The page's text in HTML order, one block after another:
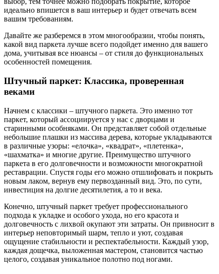
идеально впишется в ваш интерьер и будет отвечать всем
вашим требованиям.
Давайте же разберемся в этом многообразии, чтобы понять,
какой вид паркета лучше всего подойдет именно для вашего
дома, учитывая все нюансы – от стиля до функциональных
особенностей помещения.
Штучный паркет: Классика, проверенная
веками
Начнем с классики – штучного паркета. Это именно тот
паркет, который ассоциируется у нас с дворцами и
старинными особняками. Он представляет собой отдельные
небольшие плашки из массива дерева, которые укладываются
в различные узоры: «елочка», «квадрат», «плетенка»,
«шахматка» и многие другие. Преимущество штучного
паркета в его долговечности и возможности многократной
реставрации. Спустя годы его можно отшлифовать и покрыть
новым лаком, вернув ему первозданный вид. Это, по сути,
инвестиция на долгие десятилетия, а то и века.
Конечно, штучный паркет требует профессионального
подхода к укладке и особого ухода, но его красота и
долговечность с лихвой окупают эти затраты. Он привносит в
интерьер неповторимый шарм, тепло и уют, создавая
ощущение стабильности и респектабельности. Каждый узор,
каждая дощечка, выложенная мастером, становится частью
целого, создавая уникальное полотно под ногами.